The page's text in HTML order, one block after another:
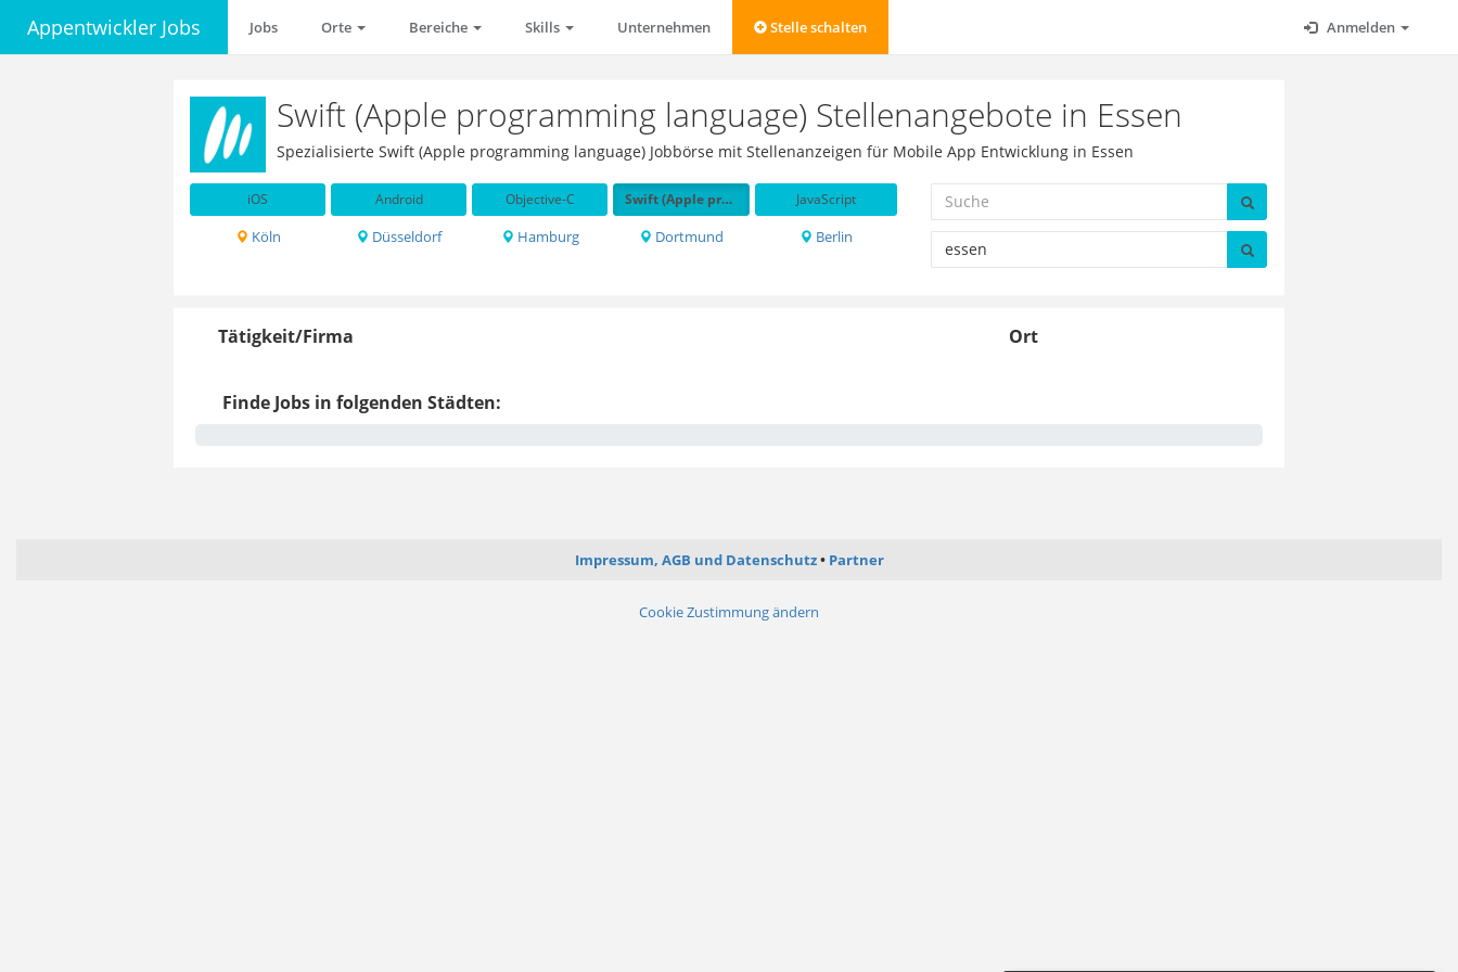
Appentwickler Jobs Jobs Orte Bereiche Skills Unternehmen Stelle schalten Anmelden
Swift (Apple programming language) Stellenangebote in Essen
Spezialisierte Swift (Apple programming language) Jobbörse mit Stellenanzeigen für Mobile App Entwicklung in Essen
iOS Android Objective-C Swift (Apple programming language) JavaScript
Köln Düsseldorf Hamburg Dortmund Berlin
Tätigkeit/Firma Ort
Finde Jobs in folgenden Städten:
Impressum, AGB und Datenschutz Partner
Cookie Zustimmung ändern